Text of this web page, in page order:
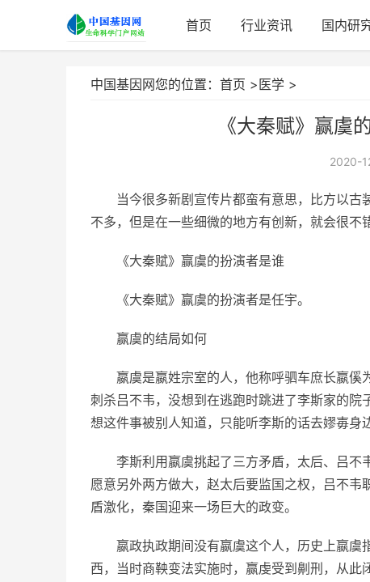
首页 行业资讯 国内研
中国基因网您的位置： 首页 > 医学 >
《大秦赋》赢虞
2020-
当今很多新剧宣传片都蛮有意思，比方以
不多，但是在一些细微的地方有创新，就会很不错
《大秦赋》赢虞的扮演者是谁
《大秦赋》赢虞的扮演者是任宇。
赢虞的结局如何
嬴虞是嬴姓宗室的人，他称呼驷车庶长嬴
刺杀吕不韦，没想到在逃跑时跳进了李斯家的
想这件事被别人知道，只能听李斯的话去嫪毐身
李斯利用嬴虞挑起了三方矛盾，太后、吕
愿意另外两方做大，赵太后要监国之权，吕不
盾激化，秦国迎来一场巨大的政变。
嬴政执政期间没有嬴虞这个人，历史上嬴
西，当时商鞅变法实施时，赢虔受到劓刑，从